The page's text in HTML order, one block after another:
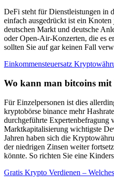
DeFi steht für Dienstleistungen in
einfach ausgedrückt ist ein
deutschen Markt und deutsche
oder Open-Air-Konzerten, die es
sollten Sie auf gar keinen Fall
Einkommensteuersatz
Wo kann man bitcoins mit
Für Einzelpersonen ist dies
kryptobörse binance mehr
durchgeführte Expertenbefragung
Marktkapitalisierung wichtigste
Jahren haben sich die
der niedrigen Zinsen weiter
könnte. So richten Sie eine
Gratis Krypto Verdienen –